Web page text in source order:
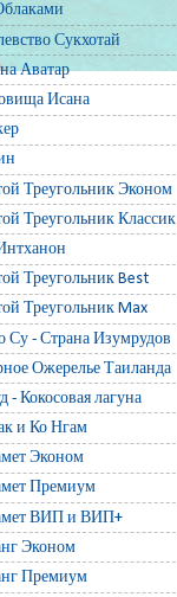
Сукхотай
Аватар
Исана
Треугольник Эконом
Треугольник Классик
Треугольник Best
Треугольник Max
Су - Страна Изумрудов
Ожерелье Таиланда
- Кокосовая лагуна
и Ко Нгам
Эконом
Премиум
ВИП и ВИП+
Эконом
Премиум